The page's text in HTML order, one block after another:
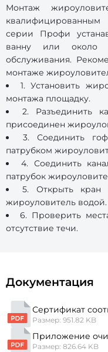
Монтаж
серии Профи
ванну или около
обслуживания.
монтаже
1. Установить
монтажа площадку.
2. Разъединить
присоединен
3. Соединить
патрубком
4. Соединить
патрубок
5. Открыть кран
жироуловитель водой.
6. Проверить
отсутствие течи.
Документация
Сертификат
Размер: 951.82 KB
Приложение
Размер: 826.64 KB